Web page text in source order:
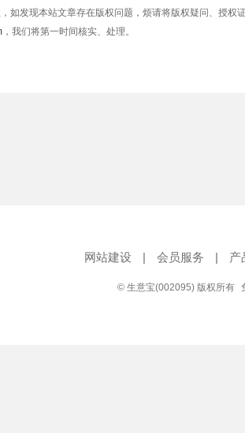
如发现本站文章存在版权问题，烦请将版权疑问、授权
，我们将第一时间核实、处理。
网站建设 | 会员服务 | 产
© 生意宝(002095) 版权所有